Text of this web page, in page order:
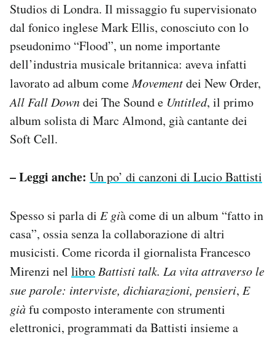
Studios di Londra. Il missaggio fu supervisionato
dal fonico inglese Mark Ellis, conosciuto con lo
pseudonimo “Flood”, un nome importante
dell’industria musicale britannica: aveva infatti
lavorato ad album comeMovementdei New Order,
All Fall Downdei The Sound e Untitled, il primo
album solista di Marc Almond, già cantante dei
Soft Cell.
– Leggi anche: Un po’ di canzoni di Lucio Battisti
Spesso si parla di E già come di un album “fatto in
casa”, ossia senza la collaborazione di altri
musicisti. Come ricorda il giornalista Francesco
Mirenzi nel libroBattisti talk. La vita attraverso le
sue parole: interviste, dichiarazioni, pensieri, E
giàfu composto interamente con strumenti
elettronici, programmati da Battisti insieme a